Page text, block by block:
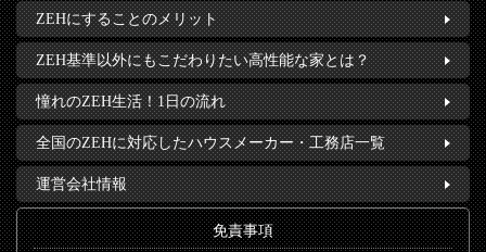
ZEHにすることのメリット
ZEH基準以外にもこだわりたい高性能な家とは？
憧れのZEH生活！1日の流れ
全国のZEHに対応したハウスメーカー・工務店一覧
運営会社情報
免責事項